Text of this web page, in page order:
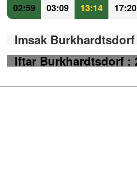
02:59 03:09 13:14 17:20
Imsak Burkhardtsdorf
Iftar Burkhardtsdorf :